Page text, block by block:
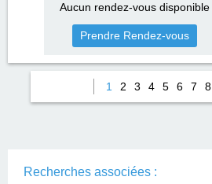
Aucun rendez-vous disponible
Prendre Rendez-vous
1 2 3 4 5 6 7 8
Recherches associées :